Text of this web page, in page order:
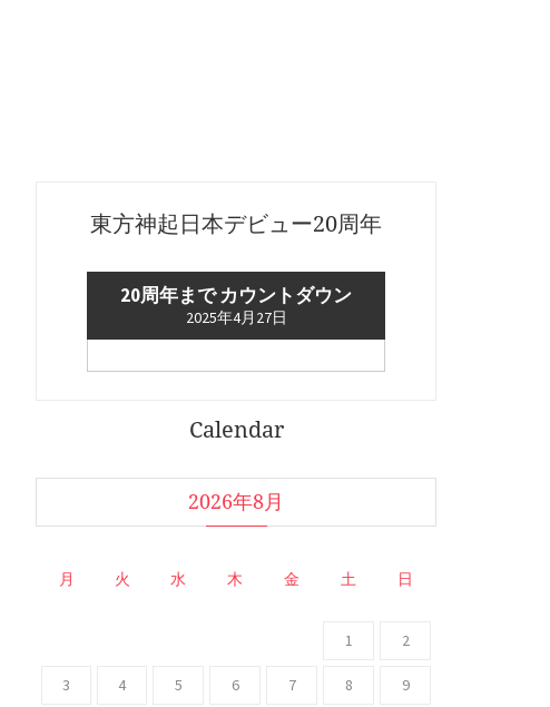
東方神起日本デビュー20周年
20周年まで カウントダウン
2025年4月27日
Calendar
2026年8月
月 火 水 木 金 土 日
1 2
3 4 5 6 7 8 9